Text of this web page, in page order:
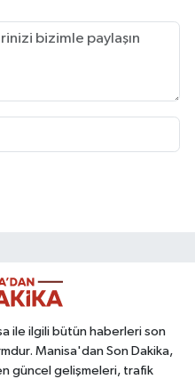
ile ilgili bütün haberleri son
Manisa'dan Son Dakika,
güncel gelişmeleri, trafik